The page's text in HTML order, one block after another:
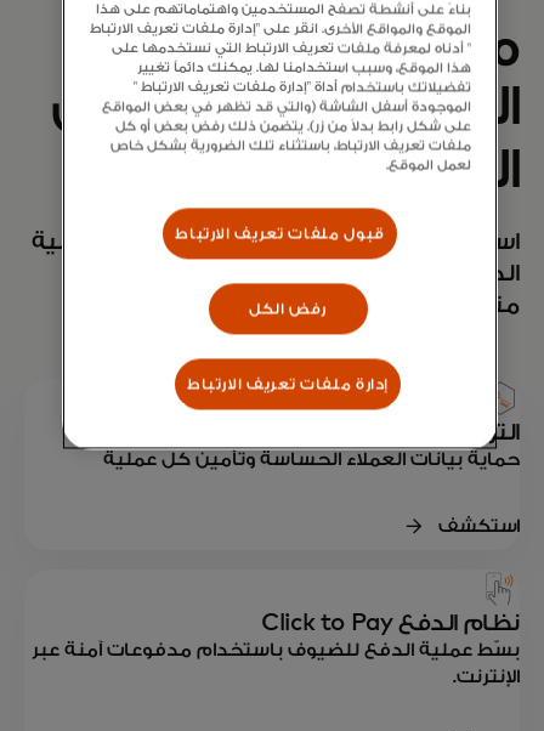
منصة الدفع
الخاصة بك لتحقيق
النمو
استكشاف الحلول لتقليل الاحتكاك في عملية
الدفع، ومكافحة الاحتيال، وخلق تجربة
متسقة عبر جميع الأجهزة.
الترميز
حماية بيانات العملاء الحساسة وتأمين كل عملية
استكشف
نظام الدفع Click to Pay
بسّط عملية الدفع للضيوف باستخدام مدفوعات آمنة عبر
الإنترنت.
بناءً على أنشطة تصفح المستخدمين واهتماماتهم على هذا
الموقع والمواقع الأخرى. انقر على "إدارة ملفات تعريف الارتباط
" أدناه لمعرفة ملفات تعريف الارتباط التي نستخدمها على
هذا الموقع، وسبب استخدامنا لها. يمكنك دائماً تغيير
تفضيلاتك باستخدام أداة "إدارة ملفات تعريف الارتباط "
الموجودة أسفل الشاشة (والتي قد تظهر في بعض المواقع
على شكل رابط بدلاً من زر). يتضمن ذلك رفض بعض أو كل
ملفات تعريف الارتباط، باستثناء تلك الضرورية بشكل خاص
لعمل الموقع.
قبول ملفات تعريف الارتباط
رفض الكل
إدارة ملفات تعريف الارتباط